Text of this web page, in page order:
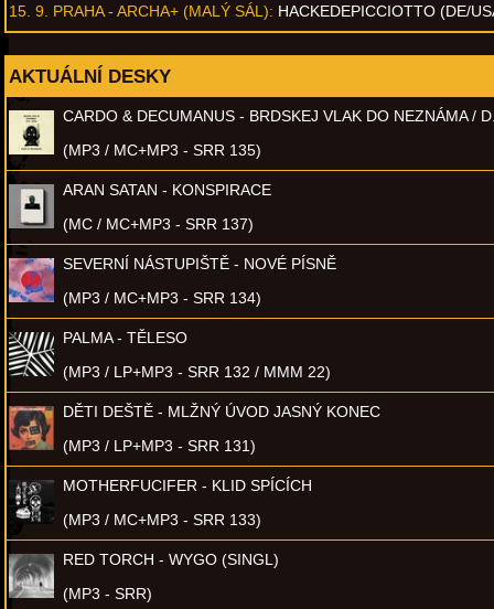
15. 9. PRAHA - ARCHA+ (MALÝ SÁL): HACKEDEPICCIOTTO (DE/
AKTUÁLNÍ DESKY
CARDO & DECUMANUS - BRDSKEJ VLAK DO NEZNÁMA /
(MP3 / MC+MP3 - SRR 135)
ARAN SATAN - KONSPIRACE
(MC / MC+MP3 - SRR 137)
SEVERNÍ NÁSTUPIŠTĚ - NOVÉ PÍSNĚ
(MP3 / MC+MP3 - SRR 134)
PALMA - TĚLESO
(MP3 / LP+MP3 - SRR 132 / MMM 22)
DĚTI DEŠTĚ - MLŽNÝ ÚVOD JASNÝ KONEC
(MP3 / LP+MP3 - SRR 131)
MOTHERFUCIFER - KLID SPÍCÍCH
(MP3 / MC+MP3 - SRR 133)
RED TORCH - WYGO (SINGL)
(MP3 - SRR)